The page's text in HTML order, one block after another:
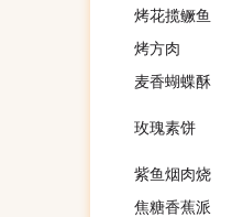
烤花揽鳜鱼
烤方肉
麦香蝴蝶酥
玫瑰素饼
紫鱼烟肉烧
焦糖香蕉派